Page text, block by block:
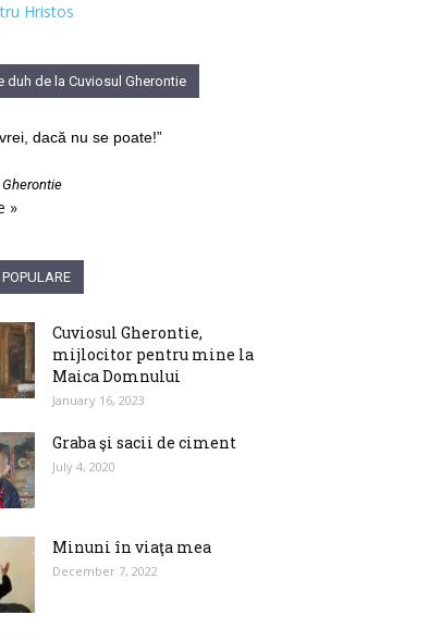
Hristos
duh de la Cuviosul Gherontie
vrei, dacă nu se poate!”
»
Cuviosul Gherontie,
mijlocitor pentru mine la
Maica Domnului
January 16, 2023
Graba şi sacii de ciment
July 4, 2020
Minuni în viaţa mea
December 7, 2022